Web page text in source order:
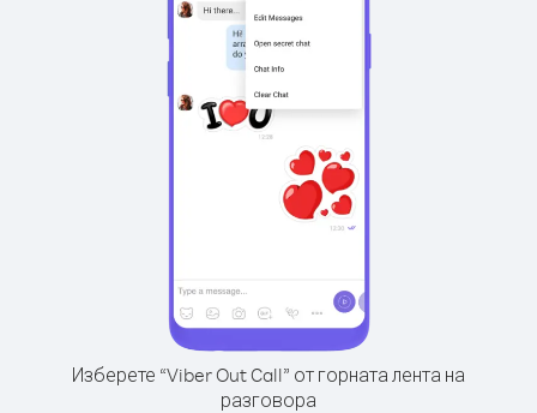
Изберете “Viber Out Call” от горната лента на
разговора